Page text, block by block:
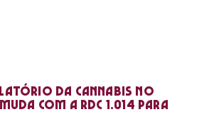
da cannabis no
com a RDC 1.014 para